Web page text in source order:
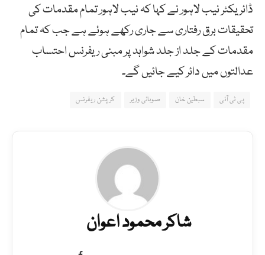
ڈائریکٹر نیب لاہور نے کہا کہ نیب لاہور تمام مقدمات کی
تحقیقات برق رفتاری سے جاری رکھے ہوئے ہے جب کہ تمام
مقدمات کے جلد از جلد شواہد پر مبنی ریفرنس احتساب
عدالتوں میں دائر کیے جائیں گے۔
پی ٹی آئی سبطین خان صوبائی وزیر کرپشن ریفرنس
شاکر محمود اعوان